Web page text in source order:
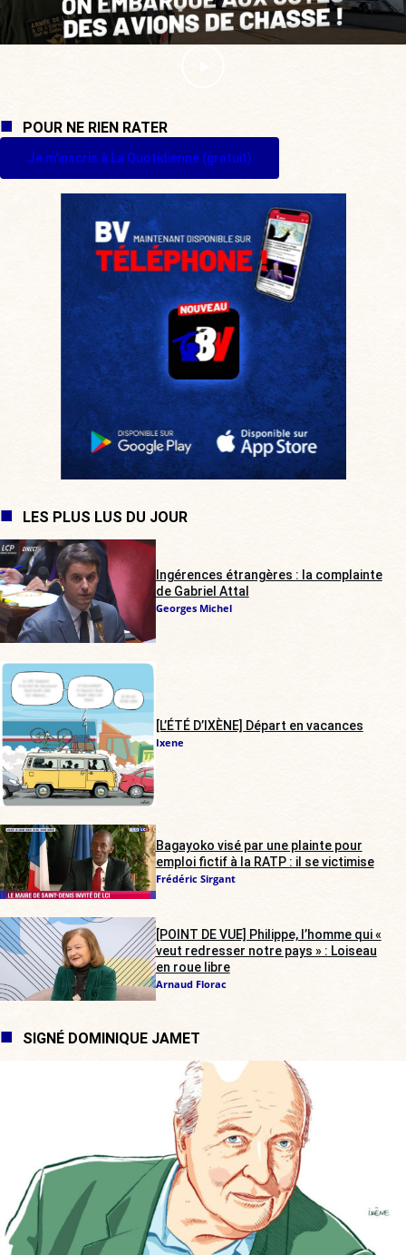
POUR NE RIEN RATER
Je m'inscris à La Quotidienne (gratuit)
LES PLUS LUS DU JOUR
Ingérences étrangères : la complainte
de Gabriel Attal
Georges Michel
[L’ÉTÉ D’IXÈNE] Départ en vacances
Ixene
Bagayoko visé par une plainte pour
emploi fictif à la RATP : il se victimise
Frédéric Sirgant
[POINT DE VUE] Philippe, l’homme qui «
veut redresser notre pays » : Loiseau
en roue libre
Arnaud Florac
SIGNÉ DOMINIQUE JAMET